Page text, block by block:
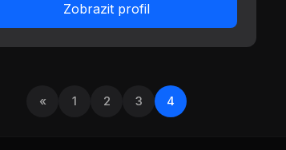
Zobrazit profil
« 1 2 3 4